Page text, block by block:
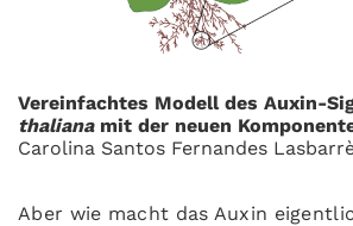
Vereinfachtes Modell des Auxin-
thalianamit der neuen
Carolina Santos Fernandes
Aber wie macht das Auxin